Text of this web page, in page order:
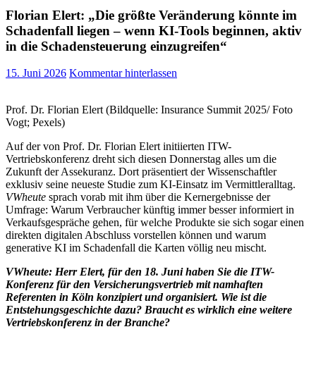
Florian Elert: „Die größte Veränderung könnte im
Schadenfall liegen – wenn KI-Tools beginnen, aktiv
in die Schadensteuerung einzugreifen“
15. Juni 2026 Kommentar hinterlassen
Prof. Dr. Florian Elert (Bildquelle: Insurance Summit 2025/ Foto
Vogt; Pexels)
Auf der von Prof. Dr. Florian Elert initiierten ITW-
Vertriebskonferenz dreht sich diesen Donnerstag alles um die
Zukunft der Assekuranz. Dort präsentiert der Wissenschaftler
exklusiv seine neueste Studie zum KI-Einsatz im Vermittleralltag.
VWheute sprach vorab mit ihm über die Kernergebnisse der
Umfrage: Warum Verbraucher künftig immer besser informiert in
Verkaufsgespräche gehen, für welche Produkte sie sich sogar einen
direkten digitalen Abschluss vorstellen können und warum
generative KI im Schadenfall die Karten völlig neu mischt.
VWheute: Herr Elert, für den 18. Juni haben Sie die ITW-
Konferenz für den Versicherungsvertrieb mit namhaften
Referenten in Köln konzipiert und organisiert. Wie ist die
Entstehungsgeschichte dazu? Braucht es wirklich eine weitere
Vertriebskonferenz in der Branche?